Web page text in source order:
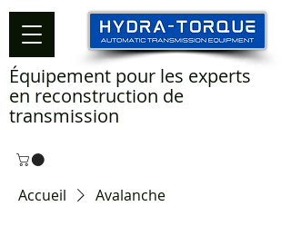
Équipement pour les experts
en reconstruction de
transmission
Accueil Avalanche